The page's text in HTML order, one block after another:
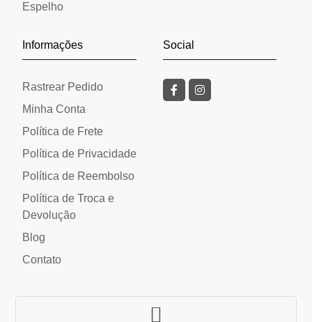
Espelho
Informações
Rastrear Pedido
Minha Conta
Política de Frete
Política de Privacidade
Política de Reembolso
Política de Troca e
Devolução
Blog
Contato
Social